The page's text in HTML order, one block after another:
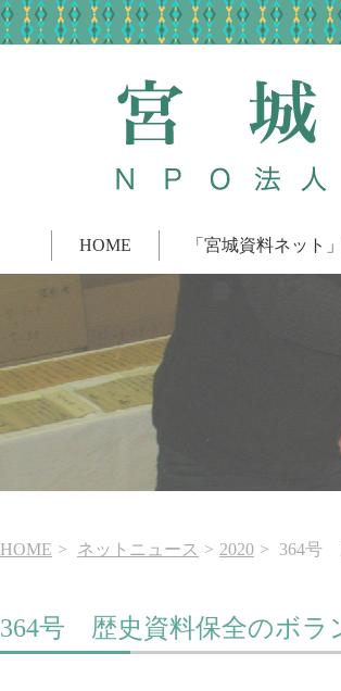
HOME 「宮城資料ネット
HOME ネットニュース 2020 364号
364号 歴史資料保全のボラ